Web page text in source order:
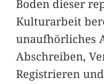
Boden dieser
Kulturarbeit
unaufhörliches
Abschreiben,
Registrieren